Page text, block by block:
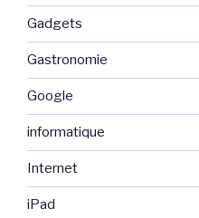
Gadgets
Gastronomie
Google
informatique
Internet
iPad